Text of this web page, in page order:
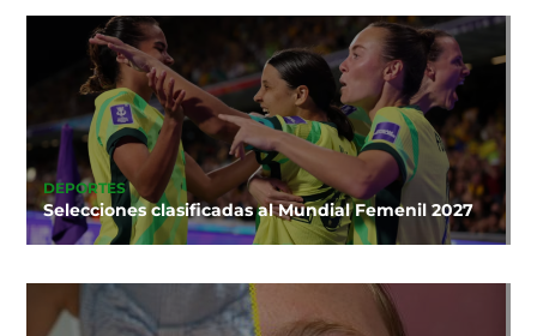
DEPORTES
Selecciones clasificadas al Mundial Femenil 2027